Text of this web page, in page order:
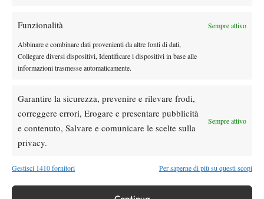
Funzionalità Sempre attivo
Abbinare e combinare dati provenienti da altre fonti di dati,
Collegare diversi dispositivi, Identificare i dispositivi in base alle
informazioni trasmesse automaticamente.
Garantire la sicurezza, prevenire e rilevare frodi,
correggere errori, Erogare e presentare pubblicità
e contenuto, Salvare e comunicare le scelte sulla
privacy.
Sempre attivo
Gestisci 1410 fornitori Per saperne di più su questi scopi
Masters 1000 Montreal 2026: ritiro per
Shapovalov contro Svajda, motivo e cosa
Entry List
Entry List qualificazioni Us Open maschile e
femminile: partecipanti e italiani impegnati
Jodar dopo la finale di Washington: “Mi sono
fatto un po’ male al polso, spero non sia